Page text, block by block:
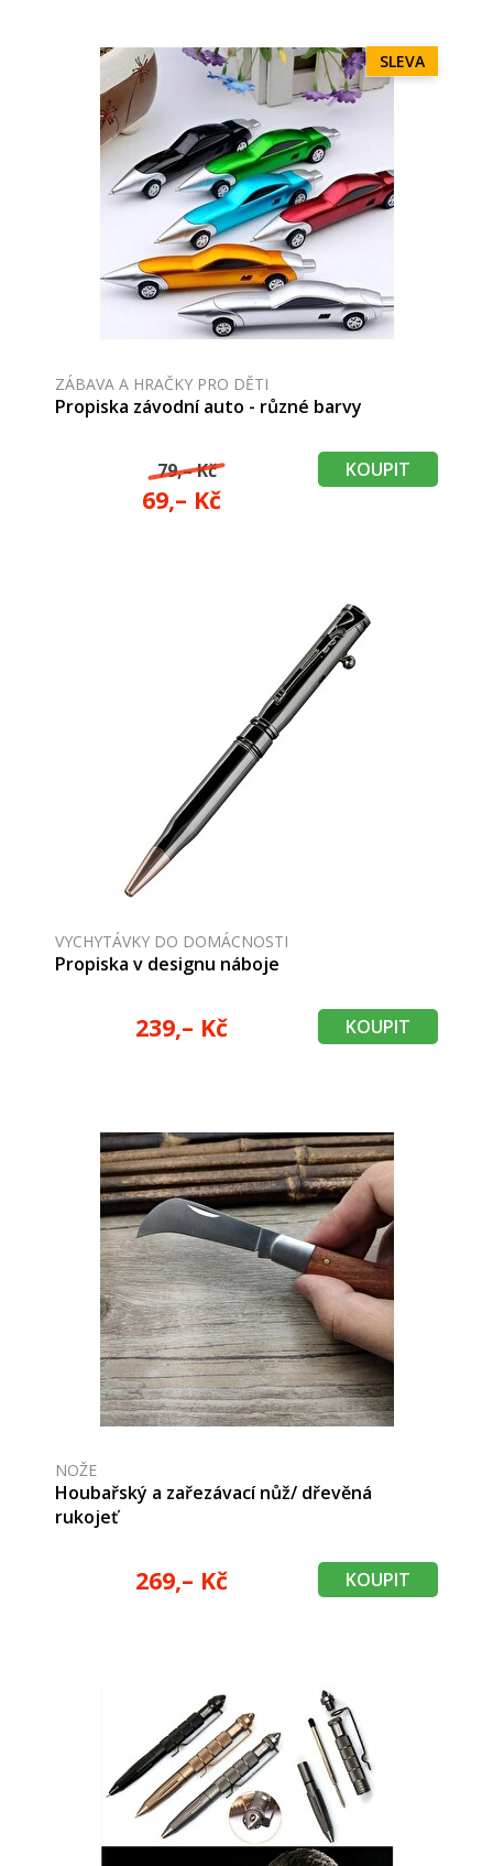
SLEVA
ZÁBAVA A HRAČKY PRO DĚTI
Propiska závodní auto - různé barvy
79,– Kč
69,– Kč
KOUPIT
VYCHYTÁVKY DO DOMÁCNOSTI
Propiska v designu náboje
239,– Kč KOUPIT
NOŽE
Houbařský a zařezávací nůž/ dřevěná
rukojeť
269,– Kč KOUPIT